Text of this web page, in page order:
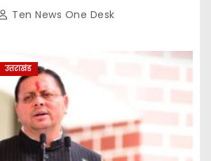
Ten News One Desk
उत्तराखंड